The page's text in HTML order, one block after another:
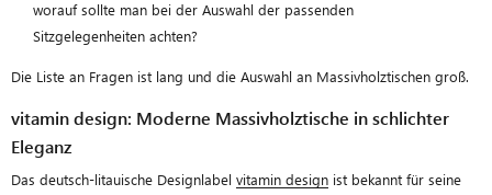
worauf sollte man bei der Auswahl der passenden
Sitzgelegenheiten achten?
Die Liste an Fragen ist lang und die Auswahl an Massivholztischen groß.
vitamin design: Moderne Massivholztische in schlichter
Eleganz
Das deutsch-litauische Designlabel vitamin design ist bekannt für seine